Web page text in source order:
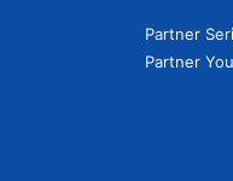
Partner
Partner